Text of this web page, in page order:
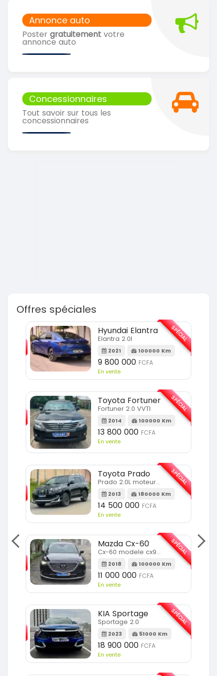
Annonce auto
Poster gratuitement votre
annonce auto
Concessionnaires
Tout savoir sur tous les
concessionnaires
Offres spéciales
SPÉCIAL
Hyundai Elantra
Elantra 2.0l
2021 100000 Km
9 800 000 FCFA
En vente
SPÉCIAL
Toyota Fortuner
Fortuner 2.0 VVTI
2014 100000 Km
13 800 000 FCFA
En vente
SPÉCIAL
Toyota Prado
Prado 2.0L moteur d4d
2013 180000 Km
14 500 000 FCFA
En vente
SPÉCIAL
Mazda Cx-60
Cx-60 modele cx9 full option
2018 100000 Km
11 000 000 FCFA
En vente
SPÉCIAL
KIA Sportage
Sportage 2.0
2023 51000 Km
18 900 000 FCFA
En vente
SPÉCIAL